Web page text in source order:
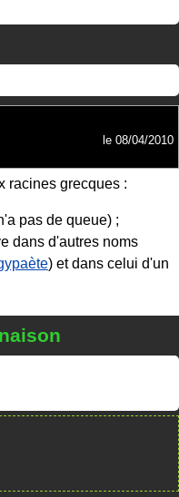
le 08/04/2010
racines grecques :
pas de queue) ;
dans d'autres noms
) et dans celui d'un